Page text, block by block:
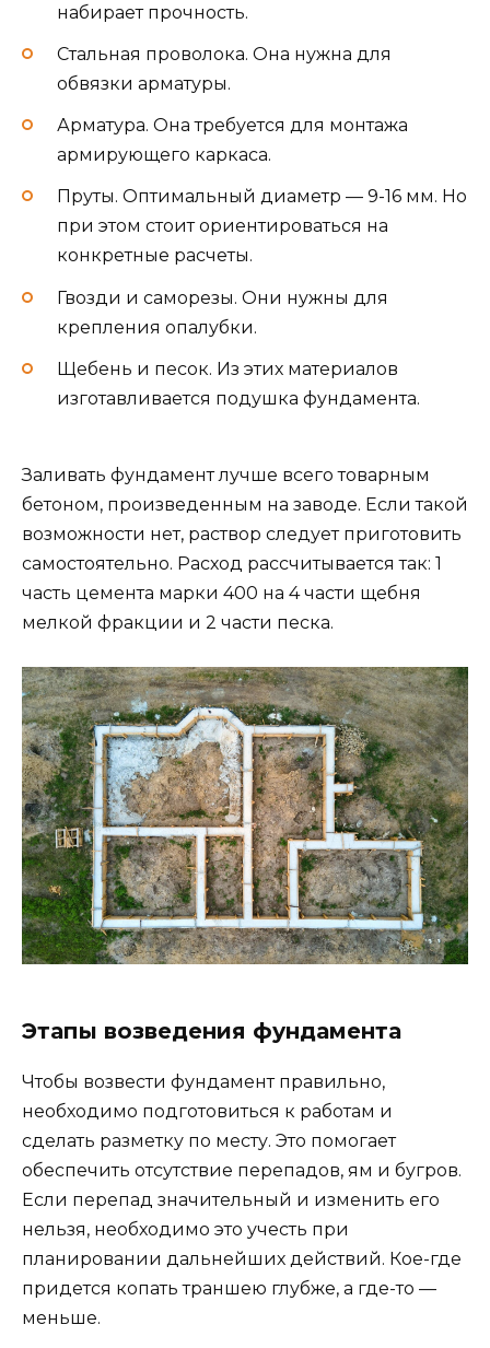
набирает прочность.
Стальная проволока. Она нужна для
обвязки арматуры.
Арматура. Она требуется для монтажа
армирующего каркаса.
Пруты. Оптимальный диаметр — 9-16 мм. Но
при этом стоит ориентироваться на
конкретные расчеты.
Гвозди и саморезы. Они нужны для
крепления опалубки.
Щебень и песок. Из этих материалов
изготавливается подушка фундамента.
Заливать фундамент лучше всего товарным
бетоном, произведенным на заводе. Если такой
возможности нет, раствор следует приготовить
самостоятельно. Расход рассчитывается так: 1
часть цемента марки 400 на 4 части щебня
мелкой фракции и 2 части песка.
Этапы возведения фундамента
Чтобы возвести фундамент правильно,
необходимо подготовиться к работам и
сделать разметку по месту. Это помогает
обеспечить отсутствие перепадов, ям и бугров.
Если перепад значительный и изменить его
нельзя, необходимо это учесть при
планировании дальнейших действий. Кое-где
придется копать траншею глубже, а где-то —
меньше.